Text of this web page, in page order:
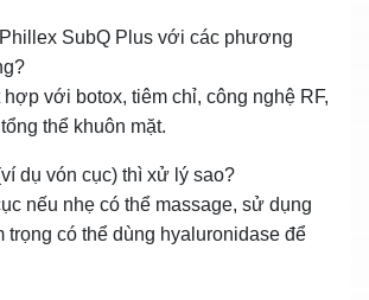
SubQ Plus với các phương
hợp với botox, tiêm chỉ, công nghệ RF,
thể khuôn mặt.
dụ vón cục) thì xử lý sao?
nếu nhẹ có thể massage, sử dụng
trọng có thể dùng hyaluronidase để